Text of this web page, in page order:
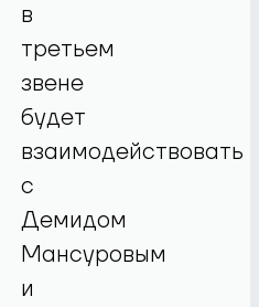
в
третьем
звене
будет
взаимодействовать
с
Демидом
Мансуровым
и